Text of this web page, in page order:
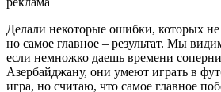
Делали некоторые ошибки, которых не
но самое главное – результат. Мы
если немножко даешь времени
Азербайджану, они умеют играть в
игра, но считаю, что самое главное